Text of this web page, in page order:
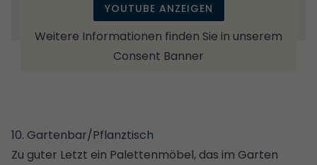
YOUTUBE ANZEIGEN
Weitere Informationen finden Sie in unserem
Consent Banner
10. Gartenbar/Pflanztisch
Zu guter Letzt ein Palettenmöbel, das im Garten